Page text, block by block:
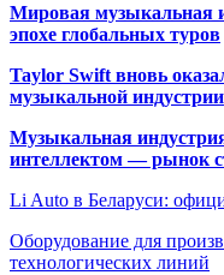
Мировая музыкальная
эпохе глобальных туров
Taylor Swift вновь
музыкальной индустрии
Музыкальная
интеллектом — рынок
Li Auto в Беларуси:
Оборудование для
технологических линий